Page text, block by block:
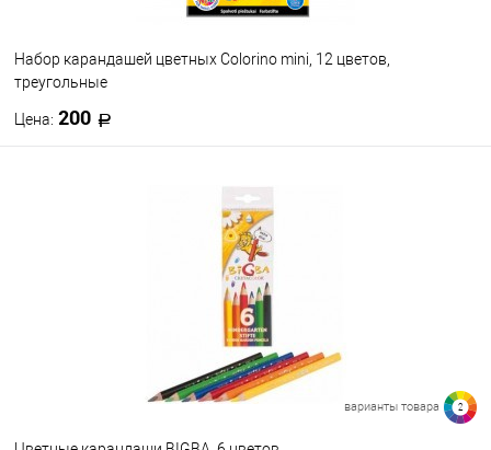
Набор карандашей цветных Colorino mini, 12 цветов,
треугольные
Цена: 200
варианты товара 2